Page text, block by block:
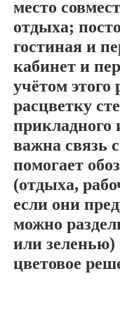
место
отдыха;
гостиная и
кабинет и
учётом
расцветку
прикладного
важна связь
помогает
(отдыха,
если они
можно
или зеленью)
цветовое